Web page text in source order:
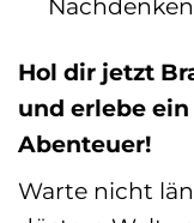
Hol dir jetzt
und erlebe
Abenteuer!
Warte nicht